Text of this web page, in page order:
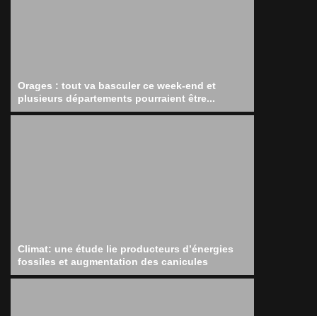
Orages : tout va basculer ce week-end et
plusieurs départements pourraient être...
Climat: une étude lie producteurs d’énergies
fossiles et augmentation des canicules